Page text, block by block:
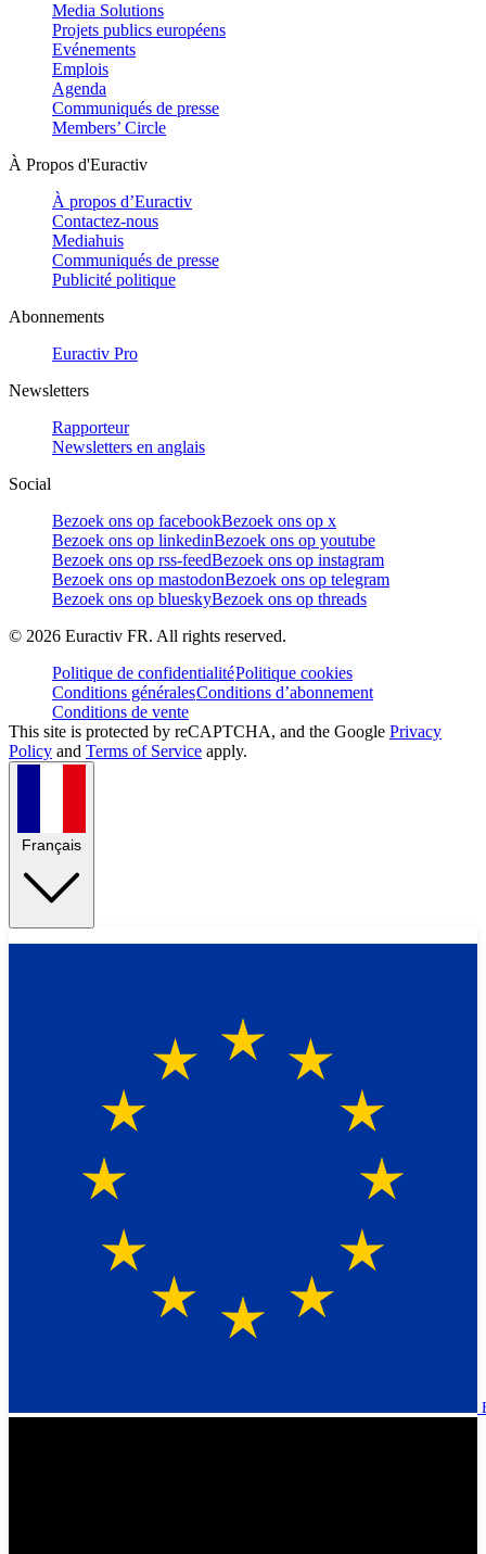
Media Solutions
Projets publics européens
Evénements
Emplois
Agenda
Communiqués de presse
Members’ Circle
À Propos d'Euractiv
À propos d’Euractiv
Contactez-nous
Mediahuis
Communiqués de presse
Publicité politique
Abonnements
Euractiv Pro
Newsletters
Rapporteur
Newsletters en anglais
Social
Bezoek ons op facebookBezoek ons op x
Bezoek ons op linkedinBezoek ons op youtube
Bezoek ons op rss-feedBezoek ons op instagram
Bezoek ons op mastodonBezoek ons op telegram
Bezoek ons op blueskyBezoek ons op threads
© 2026 Euractiv FR. All rights reserved.
Politique de confidentialitéPolitique cookies
Conditions généralesConditions d’abonnement
Conditions de vente
This site is protected by reCAPTCHA, and the Google Privacy
Policy and Terms of Service apply.
Français